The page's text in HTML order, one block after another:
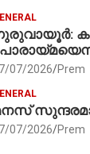
07/2026 Prem
07/2026 Prem